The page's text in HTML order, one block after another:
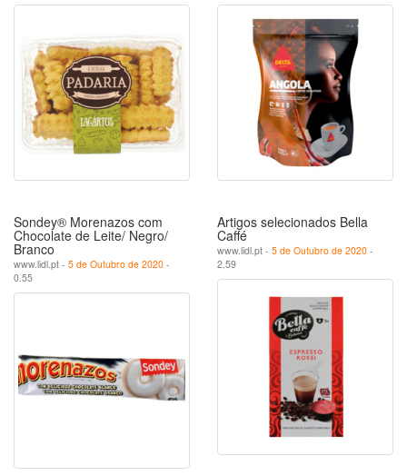
Sondey® Morenazos com
Chocolate de Leite/ Negro/
Branco
www.lidl.pt - 5 de Outubro de 2020 -
0.55
Artigos selecionados Bella
Caffé
www.lidl.pt - 5 de Outubro de 2020 -
2.59